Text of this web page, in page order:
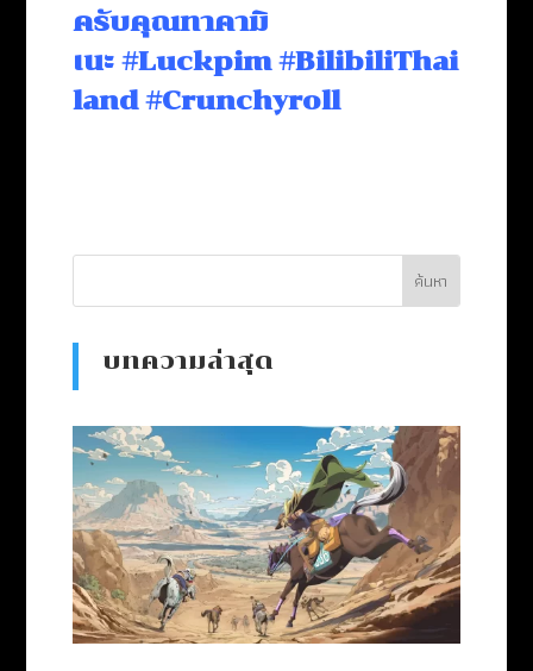
ครับคุณทาคามิ
เนะ #Luckpim #BilibiliThai
land #Crunchyroll
บทความล่าสุด